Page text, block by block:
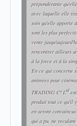
prépondérante
avec laquelle elle
soin qu'elle apporte
sont les plus
vente
rencontrer ailleurs
à la force et à la
En ce qui concerne
animées pour
TRADING Cº Ltd
produit tout ce qu'il
en seront
qui a pu, ne